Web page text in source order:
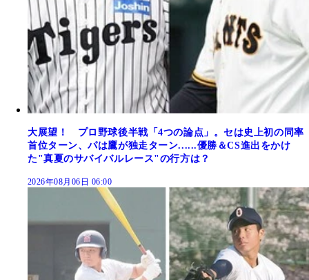
大展望！ プロ野球後半戦「4つの論点」。セは史上初の同率
首位ターン、パは鷹が独走ターン......優勝＆CS進出をかけ
た"真夏のサバイバルレース"の行方は？
2026年08月06日 06:00